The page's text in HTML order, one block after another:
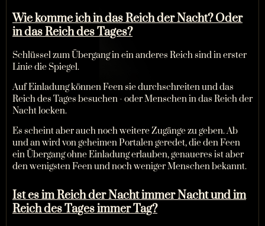
Wie komme ich in das Reich der Nacht? Oder
in das Reich des Tages?
Schlüssel zum Übergang in ein anderes Reich sind in erster
Linie die Spiegel.
Auf Einladung können Feen sie durchschreiten und das
Reich des Tages besuchen - oder Menschen in das Reich der
Nacht locken.
Es scheint aber auch noch weitere Zugänge zu geben. Ab
und an wird von geheimen Portalen geredet, die den Feen
ein Übergang ohne Einladung erlauben, genaueres ist aber
den wenigsten Feen und noch weniger Menschen bekannt.
Ist es im Reich der Nacht immer Nacht und im
Reich des Tages immer Tag?